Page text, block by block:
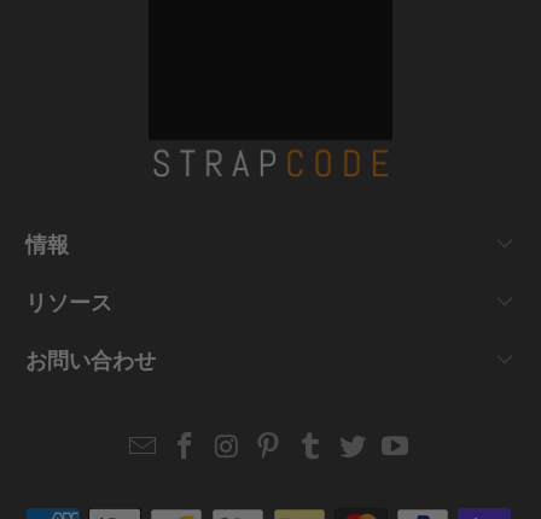
情報
リソース
お問い合わせ
EmailStrapcode
Strapcode
Strapcode
Strapcode
Strapcode